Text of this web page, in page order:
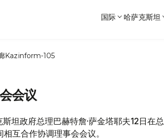
国际 哈萨克斯坦
Kazinform-105
会议
坦政府总理巴赫特詹·萨金塔耶夫12日在总
互合作协调理事会会议。